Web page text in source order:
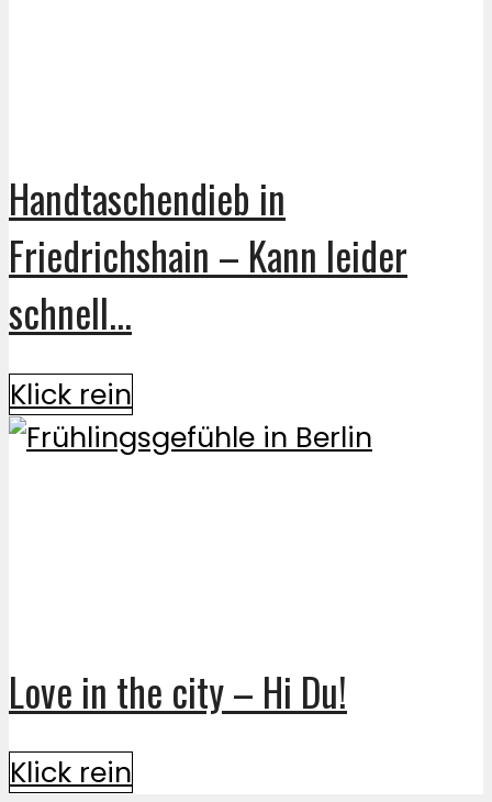
Handtaschendieb in
Friedrichshain – Kann leider
schnell...
Klick rein
Love in the city – Hi Du!
Klick rein